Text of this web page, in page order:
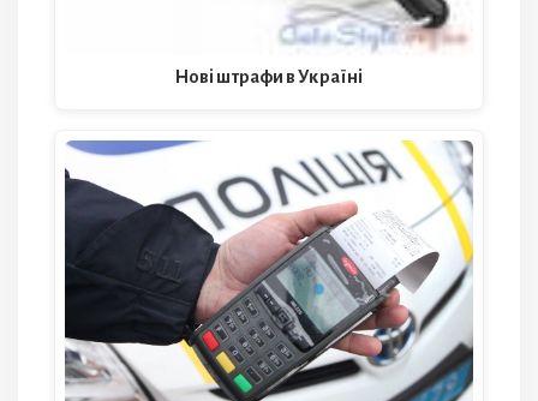
Нові штрафи в Україні